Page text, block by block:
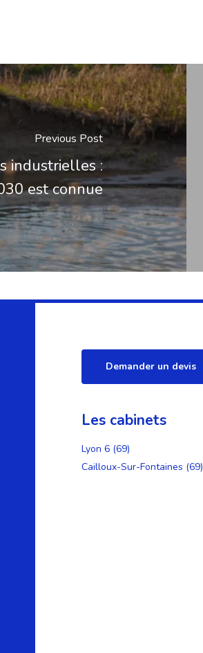
Previous Post
industrielles :
est connue
Demander un devis
Les cabinets
Lyon 6 (69)
Cailloux-Sur-Fontaines (69)